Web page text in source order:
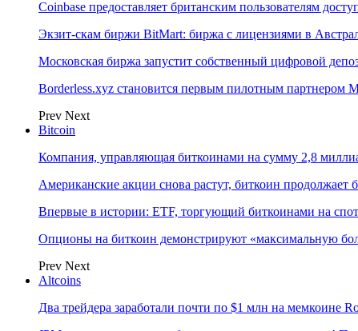
Coinbase предоставляет британским пользователям
Экзит-скам биржи BitMart: биржа с лицензиями в
Московская биржа запустит собственный цифровой
Borderless.xyz становится первым пилотным партнером
Prev Next
Bitcoin
Компания, управляющая биткоинами на сумму 2,8
Американские акции снова растут, биткоин продолжает
Впервые в истории: ETF, торгующий биткоинами на
Опционы на биткоин демонстрируют «максимальную
Prev Next
Altcoins
Два трейдера заработали почти по $1 млн на мемкоине